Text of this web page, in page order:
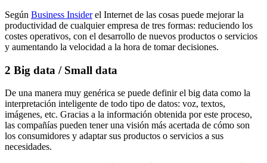
Según Business Insiderel Internet de las cosas puede mejorar la
productividad de cualquier empresa de tres formas: reduciendo los
costes operativos, con el desarrollo de nuevos productos o servicios
y aumentando la velocidad a la hora de tomar decisiones.
2 Big data / Small data
De una manera muy genérica se puede definir el big data como la
interpretación inteligente de todo tipo de datos: voz, textos,
imágenes, etc. Gracias a la información obtenida por este proceso,
las compañías pueden tener una visión más acertada de cómo son
los consumidores y adaptar sus productos o servicios a sus
necesidades.